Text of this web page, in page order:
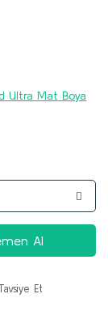
Ultra Mat Boya
Al
Et